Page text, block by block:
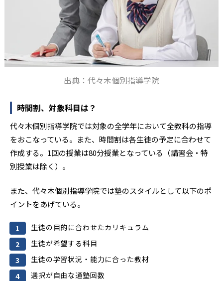
出典：代々木個別指導学院
時間割、対象科目は？
代々木個別指導学院では対象の全学年において全教科の指導
をおこなっている。また、時間割は各生徒の予定に合わせて
作成する。1回の授業は80分授業となっている（講習会・特
別授業は除く）。
また、代々木個別指導学院では塾のスタイルとして以下のポ
イントをあげている。
生徒の目的に合わせたカリキュラム
生徒が希望する科目
生徒の学習状況・能力に合った教材
選択が自由な通塾回数